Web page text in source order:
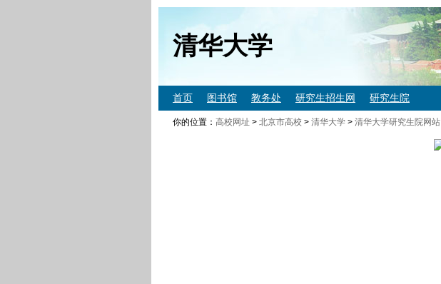
清华大学
首页 图书馆 教务处 研究生招生网 研究生院
你的位置： 高校网址 > 北京市高校 > 清华大学 > 清华大学研究生院网站